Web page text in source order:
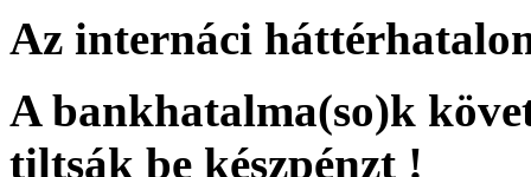
Az internáci
A bankhatalma(so)k
tiltsák be készpénzt !